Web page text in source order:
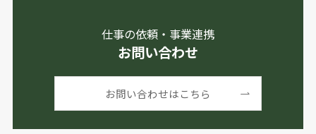
仕事の依頼・事業連携
お問い合わせ
お問い合わせはこちら